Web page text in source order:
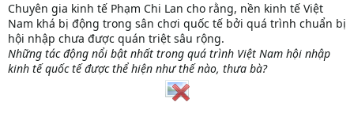
Chuyên gia kinh tế Phạm Chi Lan cho rằng, nền kinh tế Việt
Nam khá bị động trong sân chơi quốc tế bởi quá trình chuẩn bị
hội nhập chưa được quán triệt sâu rộng.
Những tác động nổi bật nhất trong quá trình Việt Nam hội nhập
kinh tế quốc tế được thể hiện như thế nào, thưa bà?